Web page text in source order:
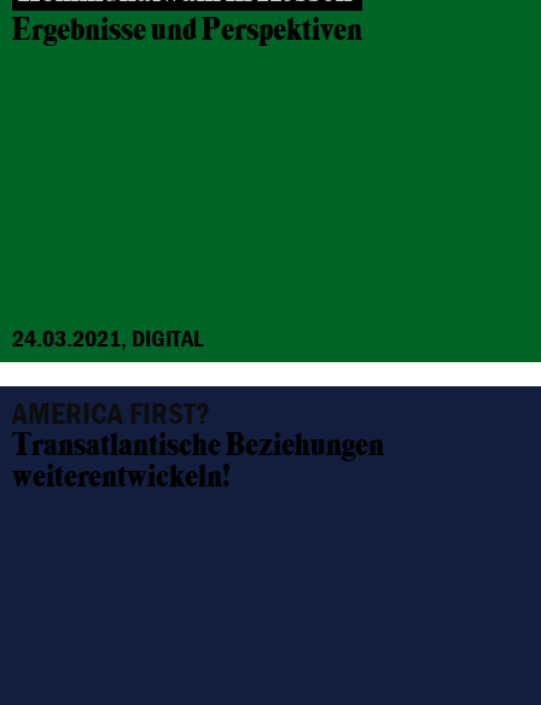
Ergebnisse und Perspektiven
24.03.2021, DIGITAL
AMERICA FIRST?
Transatlantische Beziehungen
weiterentwickeln!